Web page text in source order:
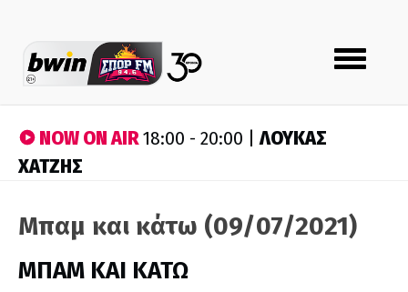
Toggle
navigation
NOW ON AIR18:00 - 20:00 |ΛΟΥΚΑΣ
ΧΑΤΖΗΣ
Μπαμ και κάτω (09/07/2021)
ΜΠΑΜ ΚΑΙ ΚΑΤΩ